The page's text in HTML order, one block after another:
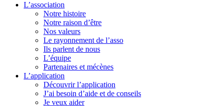
L’association
Notre histoire
Notre raison d’être
Nos valeurs
Le rayonnement de l’asso
Ils parlent de nous
L’équipe
Partenaires et mécènes
L’application
Découvrir l’application
J’ai besoin d’aide et de conseils
Je veux aider